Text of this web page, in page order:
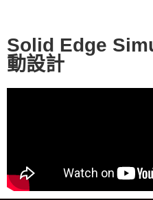
Solid Edge
動設計